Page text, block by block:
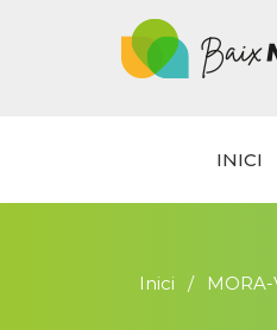
INICI
Inici MORA-